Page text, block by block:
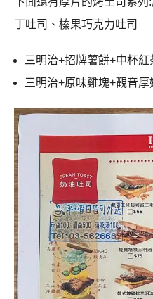
丁吐司、榛果巧克力吐司
三明治+招牌薯餅+中杯紅
三明治+原味雞塊+觀音厚